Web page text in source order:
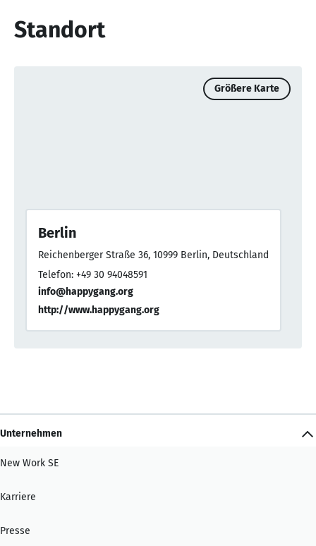
Standort
Größere Karte
Berlin
Reichenberger Straße 36, 10999 Berlin, Deutschland
Telefon: +49 30 94048591
info@happygang.org
http://www.happygang.org
Unternehmen
New Work SE
Karriere
Presse